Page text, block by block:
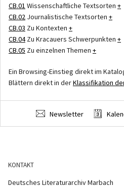
CB.01 Wissenschaftliche Textsorten +
CB.02 Journalistische Textsorten +
CB.03 Zu Kontexten +
CB.04Zu Kracauers Schwerpunkten +
CB.05 Zu einzelnen Themen +
Ein Browsing-Einstieg direkt im
Blättern direkt in derKlassifikation
Newsletter
KONTAKT
Deutsches Literaturarchiv Marbach